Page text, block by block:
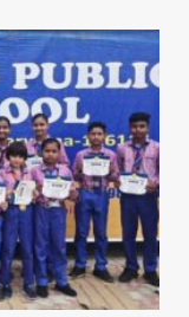
ar
e